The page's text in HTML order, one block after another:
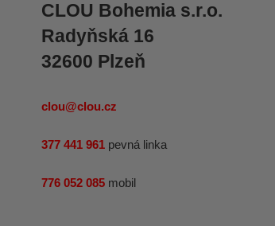
CLOU Bohemia s.r.o.
Radyňská 16
32600 Plzeň
clou@clou.cz
377 441 961 pevná linka
776 052 085 mobil